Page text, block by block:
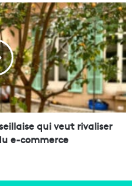
qui veut rivaliser
e-commerce